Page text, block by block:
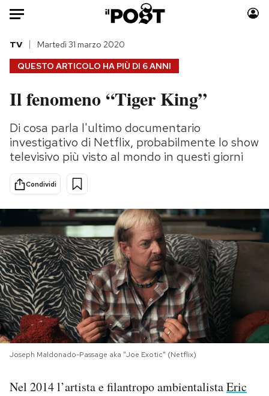
HOME
Italia
Politica
Tecnologia
Scienza
Economia
Sport
Moda
Consumismi
Storie/Idee
Altrecose
Mondiali calcio 2026
PODCAST
NEWSLETTER
QUESTO ARTICOLO HA PIÙ DI 6 ANNI
TV Martedì 31 marzo 2020
Il fenomeno “Tiger King”
Di cosa parla l'ultimo documentario
investigativo di Netflix, probabilmente lo show
televisivo più visto al mondo in questi giorni
Condividi
Joseph Maldonado-Passage aka "Joe Exotic" (Netflix)
Nel 2014 l’artista e filantropo ambientalistaEric